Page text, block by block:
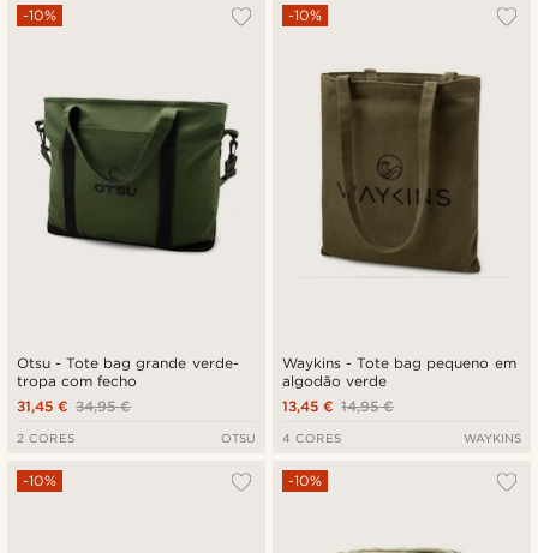
Otsu - Tote bag grande verde-
tropa com fecho
-10%
34,95 €
31,45 €
2 CORES OTSU
Waykins - Tote bag pequeno em
algodão verde
-10%
14,95 €
13,45 €
4 CORES WAYKINS
-10% -10%